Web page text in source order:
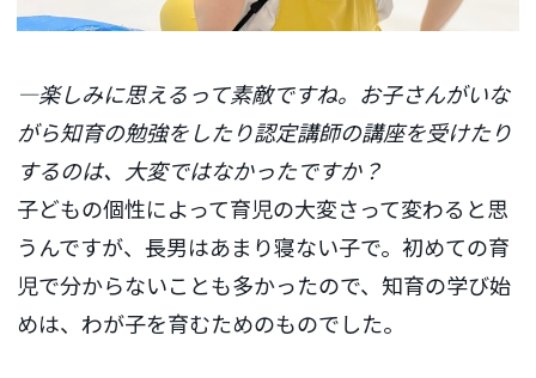
―楽しみに思えるって素敵ですね。お子さんがいな
がら知育の勉強をしたり認定講師の講座を受けたり
するのは、大変ではなかったですか？
子どもの個性によって育児の大変さって変わると思
うんですが、長男はあまり寝ない子で。初めての育
児で分からないことも多かったので、知育の学び始
めは、わが子を育むためのものでした。